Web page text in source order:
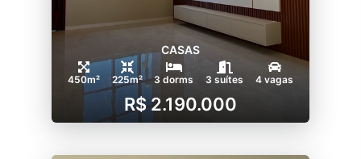
CASAS
450m² 225m² 3 dorms 3 suítes 4 vagas
R$ 2.190.000